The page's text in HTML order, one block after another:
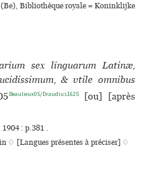
Bibliothèque royale = Koninklijke
sex linguarum Latinæ,
& vtile omnibus
Beaulieux05/Draudius1625[ou] [après
: p.381 .
♢ [Langues présentes à préciser] ♢